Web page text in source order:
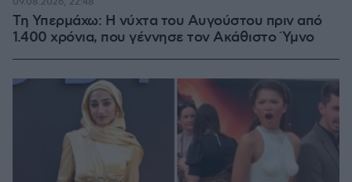
Τη Υπερμάχω: Η νύχτα του Αυγούστου πριν από
1.400 χρόνια, που γέννησε τον Ακάθιστο Ύμνο